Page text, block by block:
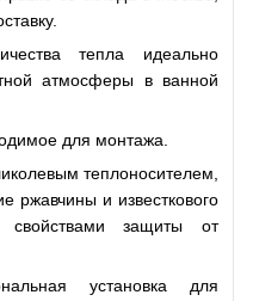
тепла идеально
атмосферы в ванной
для монтажа.
теплоносителем,
ржавчины и известкового
защиты от
установка для